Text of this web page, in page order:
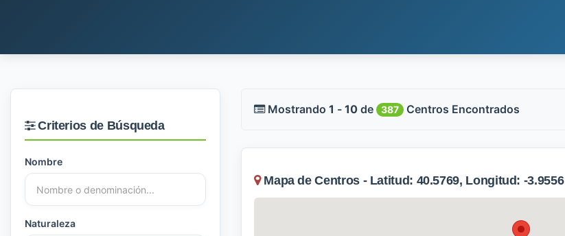
Criterios de Búsqueda
Nombre
Naturaleza
Mostrando 1 - 10 de 387 Centros Encontrados
Mapa de Centros - Latitud: 40.5769, Longitud: -3.9556